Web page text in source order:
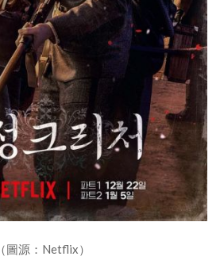
（圖源：Netflix）